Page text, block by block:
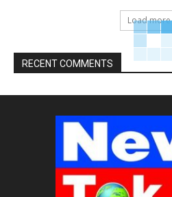
Load more
RECENT COMMENTS